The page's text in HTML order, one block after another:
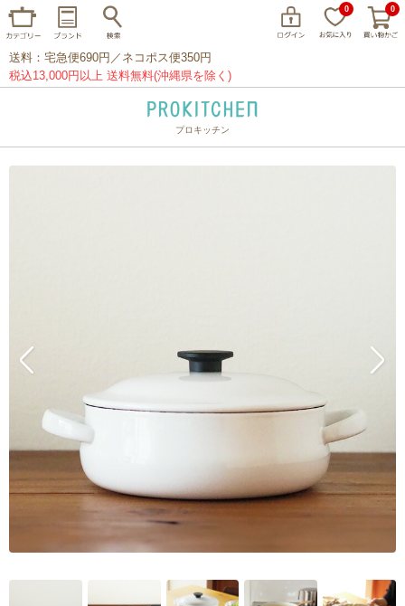
0 0
送料：宅急便690円／ネコポス便350円
税込13,000円以上 送料無料(沖縄県を除く)
プロキッチン